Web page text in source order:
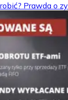
Prawda o